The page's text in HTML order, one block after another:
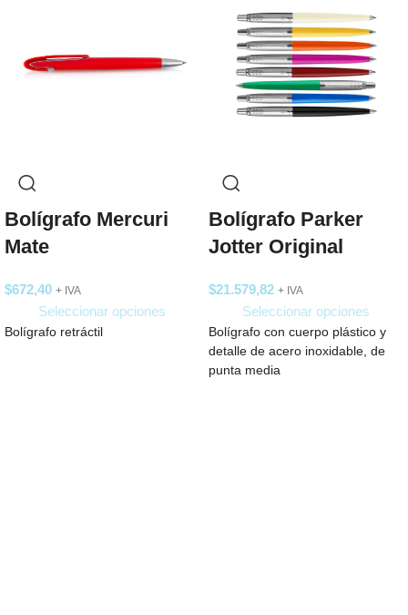
Bolígrafo Mercuri
Mate
$672,40 + IVA
Seleccionar opciones
Bolígrafo retráctil
Bolígrafo Parker
Jotter Original
$21.579,82 + IVA
Seleccionar opciones
Bolígrafo con cuerpo plástico y
detalle de acero inoxidable, de
punta media